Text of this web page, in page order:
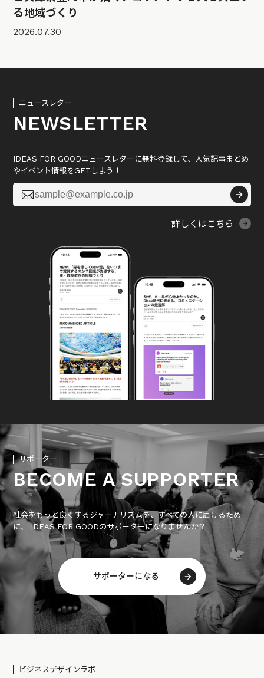
る地域づくり
2026.07.30
ニュースレター
NEWSLETTER
IDEAS FOR GOODニュースレターに無料登録して、人気記事まとめ
やイベント情報をGETしよう！

詳しくはこちら
サポーター
BECOME A SUPPORTER
社会をもっと良くするジャーナリズムを、すべての人に届けるため
に、 IDEAS FOR GOODのサポーターになりませんか？
サポーターになる
ビジネスデザインラボ